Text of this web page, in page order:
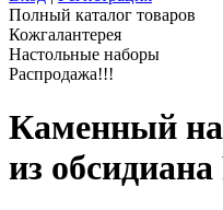
Полный каталог товаров
Кожгалантерея
Настольные наборы
Распродажа!!!
Каменный
из